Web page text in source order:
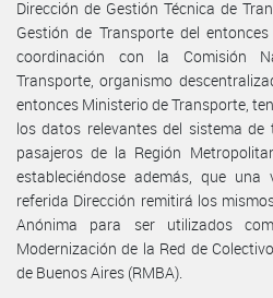
Dirección de Gestión Técnica de
Gestión de Transporte del
coordinación con la Comisión
Transporte, organismo
entonces Ministerio de Transporte,
los datos relevantes del sistema
pasajeros de la Región
estableciéndose además, que
referida Dirección remitirá los
Anónima para ser utilizados
Modernización de la Red de
de Buenos Aires (RMBA).